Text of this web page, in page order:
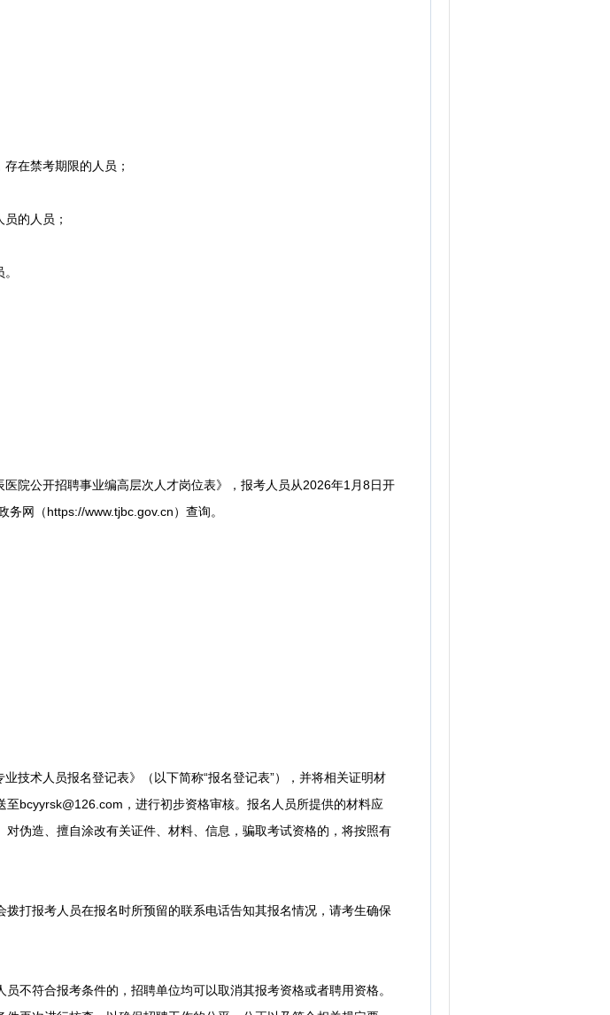
在禁考期限的人员；
的人员；
公开招聘事业编高层次人才岗位表》，报考人员从2026年1月8日开
网（https://www.tjbc.gov.cn）查询。
术人员报名登记表》（以下简称“报名登记表”），并将相关证明材
bcyyrsk@126.com，进行初步资格审核。报名人员所提供的材料应
伪造、擅自涂改有关证件、材料、信息，骗取考试资格的，将按照有
报考人员在报名时所预留的联系电话告知其报名情况，请考生确保
符合报考条件的，招聘单位均可以取消其报考资格或者聘用资格。